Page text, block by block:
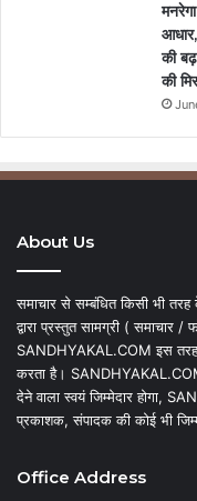
की
की
About Us
समाचार से सम्बंधित किसी भी
द्वारा प्रस्तुत सामग्री ( समाचार /
SANDHYAKAL.COM इस तरह
करता है।
देने वाला स्वयं जिम्मेदार होगा,
प्रकाशक, संपादक की कोई भी
Office Address